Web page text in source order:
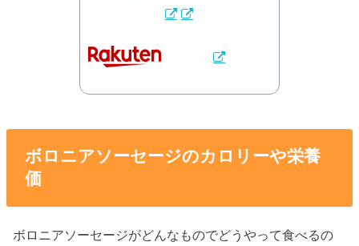
ボロニアソーセージのカロリーや栄養
価
ボロニアソーセージがどんなものでどうやって食べるの